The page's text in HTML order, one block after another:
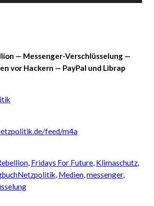
— Messenger-Verschlüsselung —
vor Hackern — PayPal und Librap
feed/m4a
, Fridays For Future, Klimaschutz
, Medien, messenger